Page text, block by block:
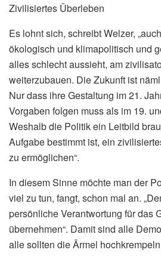
Zivilisiertes Überleben
Es lohnt sich, schreibt Welzer,
ökologisch und klimapolitisch und
alles schlecht aussieht, am
weiterzubauen. Die Zukunft ist
Nur dass ihre Gestaltung im 21.
Vorgaben folgen muss als im 19.
Weshalb die Politik ein Leitbild
Aufgabe bestimmt ist, ein
zu ermöglichen“.
In diesem Sinne möchte man der
viel zu tun, fangt, schon mal an.
persönliche Verantwortung für das
übernehmen“. Damit sind alle
alle sollten die Ärmel